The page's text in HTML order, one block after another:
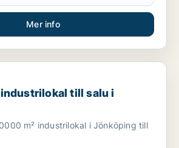
Mer info
till salu i Jönköping
till salu i
m² industrilokal i Jönköping till